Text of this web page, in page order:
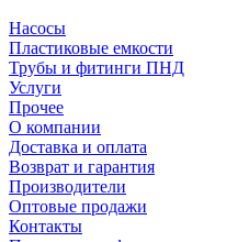
Насосы
Пластиковые емкости
Трубы и фитинги ПНД
Услуги
Прочее
О компании
Доставка и оплата
Возврат и гарантия
Производители
Оптовые продажи
Контакты